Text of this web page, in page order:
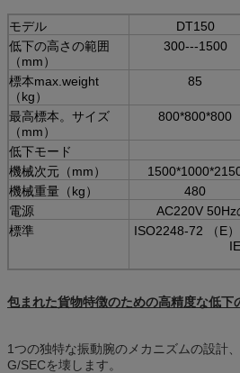
モデル DT150
低下の高さの範囲
（mm）
300---1500
標本max.weight
（kg）
85
最高標本。サイズ
（mm）
800*800*800
低下モード
機械次元（mm）
機械重量（kg）
480
電源
AC220V
標準
ISO2248-72 （E
包まれた貨物特徴のための高精度な低下
1つの独特な振動腕のメカニズムの設計
G/SECを壊します。